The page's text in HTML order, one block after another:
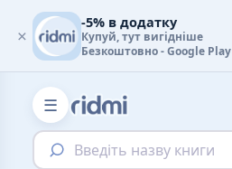
☰
Введіть назву книги
×
-5% в додатку
Купуй, тут вигідніше
Безкоштовно - Google Play